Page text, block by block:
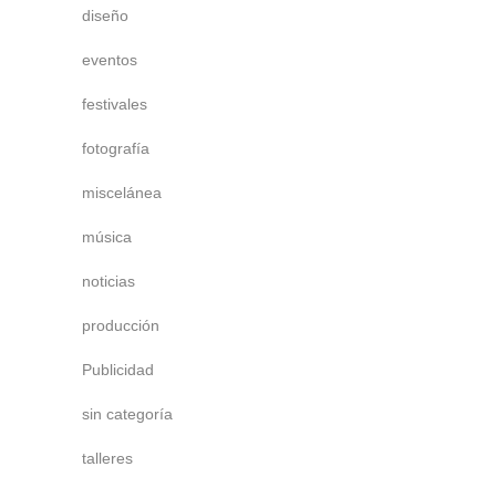
diseño
eventos
festivales
fotografía
miscelánea
música
noticias
producción
Publicidad
sin categoría
talleres